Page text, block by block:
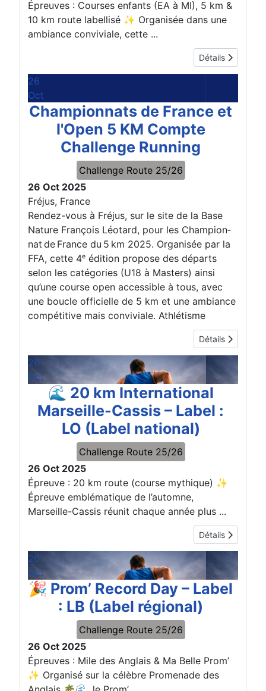
Épreuves : Courses enfants (EA à MI), 5 km &
10 km route labellisé ✨ Organisée dans une
ambiance conviviale, cette ...
Détails
26
Oct
Championnats de France et
l'Open 5 KM Compte
Challenge Running
Challenge Route 25/26
26 Oct 2025
Fréjus, France
Rendez-vous à Fréjus, sur le site de la Base
Nature François Léotard, pour les Champion­
nat de France du 5 km 2025. Organisée par la
FFA, cette 4ᵉ édition propose des départs
selon les catégories (U18 à Masters) ainsi
qu’une course open accessible à tous, avec
une boucle officielle de 5 km et une ambiance
compétitive mais conviviale. Athlétisme
Détails
26
Oct
🌊 20 km International
Marseille-Cassis – Label :
LO (Label national)
Challenge Route 25/26
26 Oct 2025
Épreuve : 20 km route (course mythique) ✨
Épreuve emblématique de l’automne,
Marseille-Cassis réunit chaque année plus ...
Détails
26
Oct
🎉 Prom’ Record Day – Label
: LB (Label régional)
Challenge Route 25/26
26 Oct 2025
Épreuves : Mile des Anglais & Ma Belle Prom’
✨ Organisé sur la célèbre Promenade des